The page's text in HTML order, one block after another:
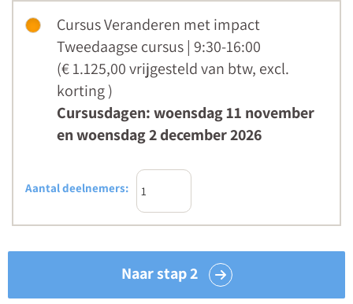
Cursus Veranderen met impact
Tweedaagse cursus | 9:30-16:00
(€ 1.125,00vrijgesteld van btw, excl.
korting)
Cursusdagen: woensdag 11 november
en woensdag 2 december 2026
Aantal deelnemers:
Naar stap 2